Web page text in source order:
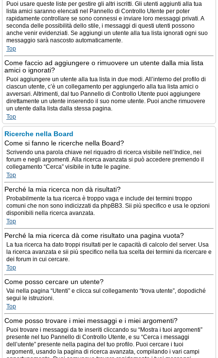
Puoi usare queste liste per gestire gli altri iscritti. Gli utenti aggiunti alla tua
lista amici saranno elencati nel Pannello di Controllo Utente per poter
rapidamente controllare se sono connessi e inviare loro messaggi privati. A
seconda delle possibilità dello stile, i messaggi di questi utenti possono
anche venir evidenziati. Se aggiungi un utente alla tua lista ignorati ogni suo
messaggio sarà nascosto automaticamente.
Top
Come faccio ad aggiungere o rimuovere un utente dalla mia lista
amici o ignorati?
Puoi aggiungere un utente alla tua lista in due modi. All’interno del profilo di
ciascun utente, c’è un collegamento per aggiungerlo alla tua lista amici o
avversari. Altrimenti, dal tuo Pannello di Controllo Utente puoi aggiungere
direttamente un utente inserendo il suo nome utente. Puoi anche rimuovere
un utente dalla lista dalla stessa pagina.
Top
Ricerche nella Board
Come si fanno le ricerche nella Board?
Scrivendo una parola chiave nel riquadro di ricerca visibile nell’Indice, nei
forum e negli argomenti. Alla ricerca avanzata si può accedere premendo il
collegamento “Cerca” visibile in tutte le pagine.
Top
Perché la mia ricerca non dà risultati?
Probabilmente la tua ricerca è troppo vaga e include dei termini troppo
comuni che non sono indicizzati da phpBB3. Sii più specifico e usa le opzioni
disponibili nella ricerca avanzata.
Top
Perché la mia ricerca dà come risultato una pagina vuota?
La tua ricerca ha dato troppi risultati per le capacità di calcolo del server. Usa
la ricerca avanzata e sii più specifico nella tua scelta dei termini da ricercare e
dei forum in cui cercare.
Top
Come posso cercare un utente?
Vai nella pagina “Utenti” e clicca sul collegamento “trova utente”, dopodiché
segui le istruzioni.
Top
Come posso trovare i miei messaggi e i miei argomenti?
Puoi trovare i messaggi da te inseriti cliccando su “Mostra i tuoi argomenti”
presente nel tuo Pannello di Controllo Utente, e su “Cerca i messaggi
dell’utente” presente nella pagina del tuo profilo. Puoi cercare i tuoi
argomenti, usando la pagina di ricerca avanzata, compilando i vari campi